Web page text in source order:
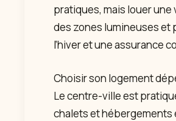
pratiques, mais louer
des zones lumineuses et
l’hiver et une assurance
Choisir son logement
Le centre-ville est
chalets et hébergements